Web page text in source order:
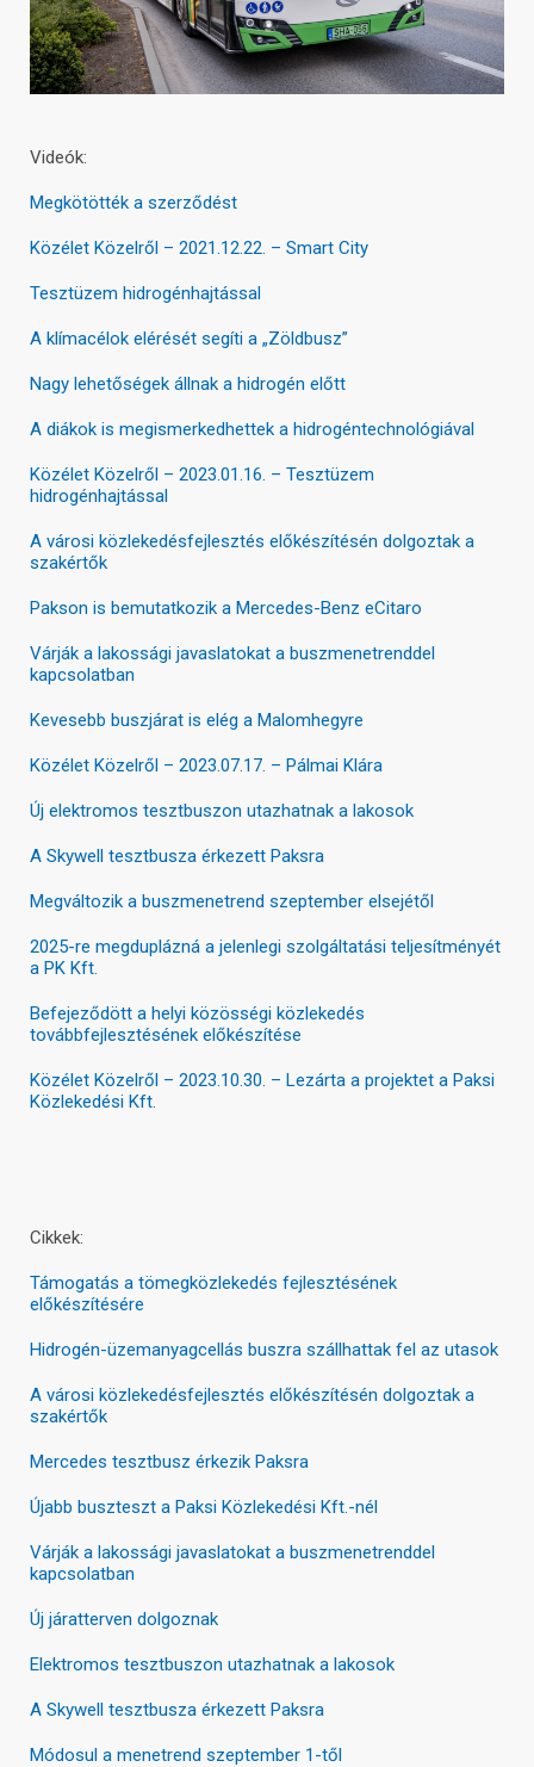
Videók:
Megkötötték a szerződést
Közélet Közelről – 2021.12.22. – Smart City
Tesztüzem hidrogénhajtással
A klímacélok elérését segíti a „Zöldbusz”
Nagy lehetőségek állnak a hidrogén előtt
A diákok is megismerkedhettek a hidrogéntechnológiával
Közélet Közelről – 2023.01.16. – Tesztüzem
hidrogénhajtással
A városi közlekedésfejlesztés előkészítésén dolgoztak a
szakértők
Pakson is bemutatkozik a Mercedes-Benz eCitaro
Várják a lakossági javaslatokat a buszmenetrenddel
kapcsolatban
Kevesebb buszjárat is elég a Malomhegyre
Közélet Közelről – 2023.07.17. – Pálmai Klára
Új elektromos tesztbuszon utazhatnak a lakosok
A Skywell tesztbusza érkezett Paksra
Megváltozik a buszmenetrend szeptember elsejétől
2025-re megduplázná a jelenlegi szolgáltatási teljesítményét
a PK Kft.
Befejeződött a helyi közösségi közlekedés
továbbfejlesztésének előkészítése
Közélet Közelről – 2023.10.30. – Lezárta a projektet a Paksi
Közlekedési Kft.
Cikkek:
Támogatás a tömegközlekedés fejlesztésének
előkészítésére
Hidrogén-üzemanyagcellás buszra szállhattak fel az utasok
A városi közlekedésfejlesztés előkészítésén dolgoztak a
szakértők
Mercedes tesztbusz érkezik Paksra
Újabb buszteszt a Paksi Közlekedési Kft.-nél
Várják a lakossági javaslatokat a buszmenetrenddel
kapcsolatban
Új járatterven dolgoznak
Elektromos tesztbuszon utazhatnak a lakosok
A Skywell tesztbusza érkezett Paksra
Módosul a menetrend szeptember 1-től